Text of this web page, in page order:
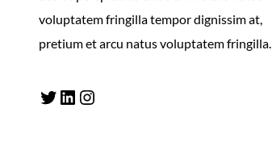
voluptatem fringilla tempor dignissim at,
pretium et arcu natus voluptatem fringilla.
Twitter LinkedIn Instagram